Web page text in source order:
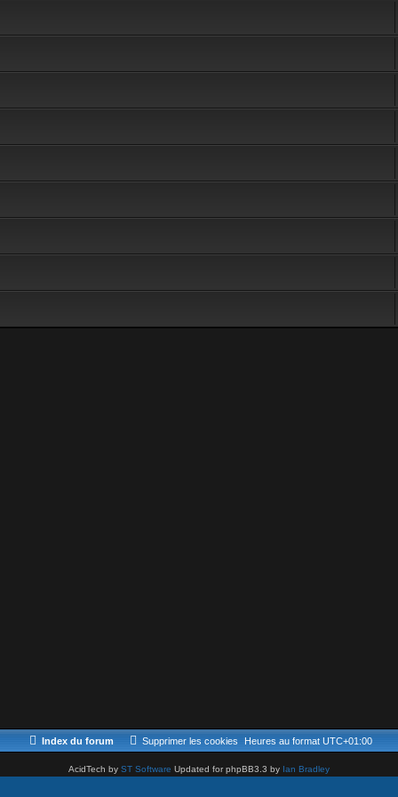
Index du forum Heures au format UTC+01:00
Supprimer les cookies
AcidTech by ST Software Updated for phpBB3.3 by Ian Bradley